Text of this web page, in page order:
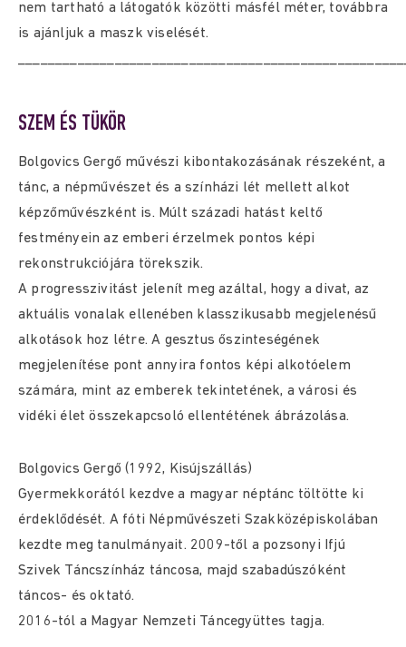
nem tartható a látogatók közötti másfél méter, továbbra
is ajánljuk a maszk viselését.
SZEM ÉS TÜKÖR
Bolgovics Gergő művészi kibontakozásának részeként, a
tánc, a népművészet és a színházi lét mellett alkot
képzőművészként is. Múlt századi hatást keltő
festményein az emberi érzelmek pontos képi
rekonstrukciójára törekszik.
A progresszivitást jelenít meg azáltal, hogy a divat, az
aktuális vonalak ellenében klasszikusabb megjelenésű
alkotások hoz létre. A gesztus őszinteségének
megjelenítése pont annyira fontos képi alkotóelem
számára, mint az emberek tekintetének, a városi és
vidéki élet összekapcsoló ellentétének ábrázolása.
Bolgovics Gergő (1992, Kisújszállás)
Gyermekkorától kezdve a magyar néptánc töltötte ki
érdeklődését. A fóti Népművészeti Szakközépiskolában
kezdte meg tanulmányait. 2009-től a pozsonyi Ifjú
Szivek Táncszínház táncosa, majd szabadúszóként
táncos- és oktató.
2016-tól a Magyar Nemzeti Táncegyüttes tagja.